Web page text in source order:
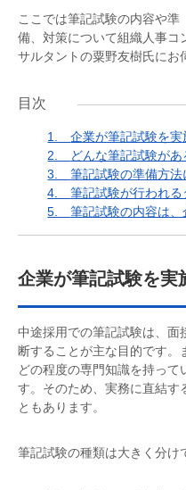
ここでは筆記試験の内容や準
備、対策について組織人事コ
サルタントの粟野友樹氏にお
目次
1.企業が筆記試験を実
2. どんな筆記試験があ
3.筆記試験の準備方法
4.筆記試験が行われ
5.筆記試験の内容は
企業が筆記試験を実
中途採用での筆記試験は、面
断することが主な目的です。
どの程度の専門知識を持って
す。そのため、実務に直結す
ともあります。
筆記試験の種類は大きく分け